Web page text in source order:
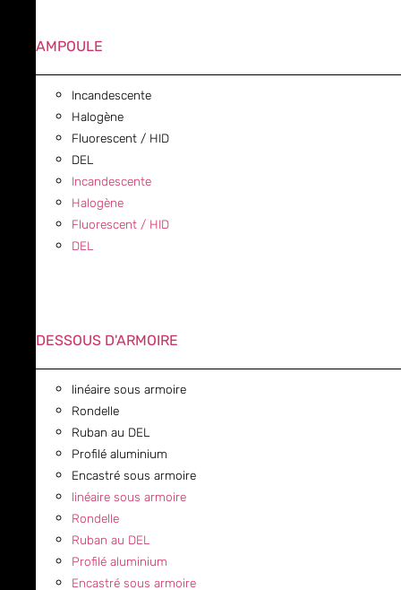
AMPOULE
Incandescente
Halogène
Fluorescent / HID
DEL
Incandescente
Halogène
Fluorescent / HID
DEL
DESSOUS D'ARMOIRE
linéaire sous armoire
Rondelle
Ruban au DEL
Profilé aluminium
Encastré sous armoire
linéaire sous armoire
Rondelle
Ruban au DEL
Profilé aluminium
Encastré sous armoire